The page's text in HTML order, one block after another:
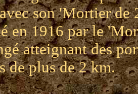
son 'Mortier de
en 1916 par le
atteignant des
de plus de 2 km.